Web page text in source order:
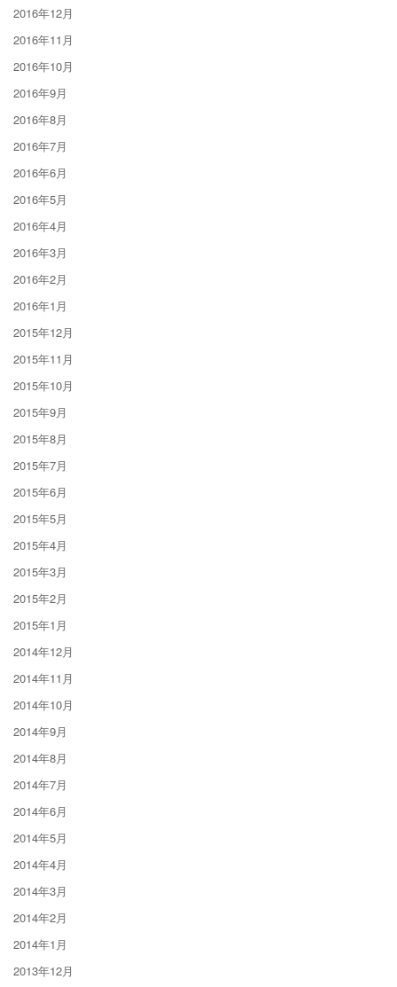
2016年12月
2016年11月
2016年10月
2016年9月
2016年8月
2016年7月
2016年6月
2016年5月
2016年4月
2016年3月
2016年2月
2016年1月
2015年12月
2015年11月
2015年10月
2015年9月
2015年8月
2015年7月
2015年6月
2015年5月
2015年4月
2015年3月
2015年2月
2015年1月
2014年12月
2014年11月
2014年10月
2014年9月
2014年8月
2014年7月
2014年6月
2014年5月
2014年4月
2014年3月
2014年2月
2014年1月
2013年12月